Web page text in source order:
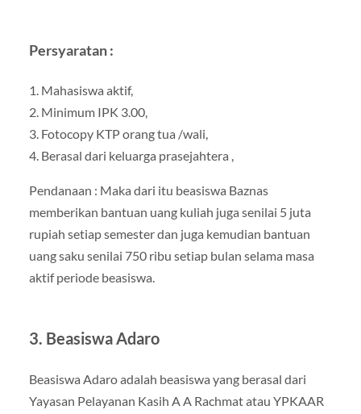
Persyaratan :
1. Mahasiswa aktif,
2. Minimum IPK 3.00,
3. Fotocopy KTP orang tua /wali,
4. Berasal dari keluarga prasejahtera ,
Pendanaan : Maka dari itu beasiswa Baznas
memberikan bantuan uang kuliah juga senilai 5 juta
rupiah setiap semester dan juga kemudian bantuan
uang saku senilai 750 ribu setiap bulan selama masa
aktif periode beasiswa.
3. Beasiswa Adaro
Beasiswa Adaro adalah beasiswa yang berasal dari
Yayasan Pelayanan Kasih A A Rachmat atau YPKAAR